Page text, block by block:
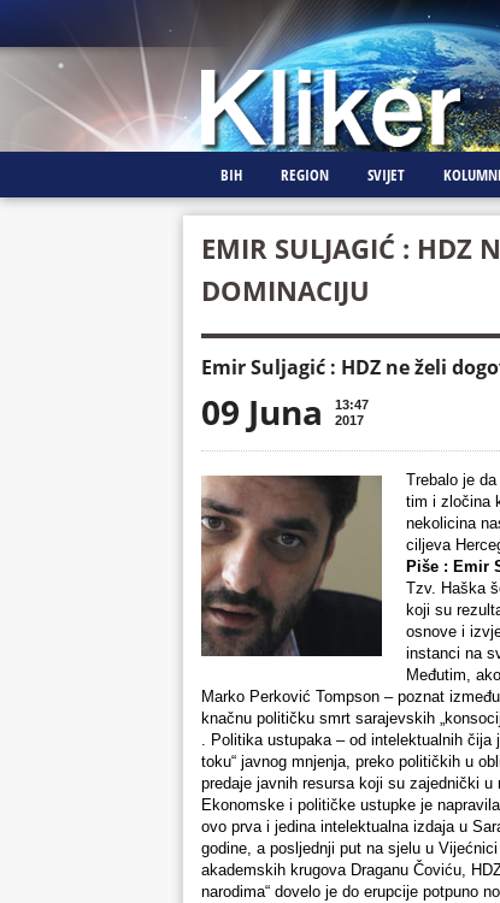
BIH REGION SVIJET
EMIR SULJAGIĆ : HDZ
DOMINACIJU
Emir Suljagić : HDZ ne želi
09 Juna
13:47
2017
Trebalo je
tim i zločina
nekolicina
ciljeva
Piše : Emir
Tzv. Haška
koji su
osnove i
instanci na
Međutim,
Marko Perković Tompson – poznat
knačnu političku smrt sarajevskih
. Politika ustupaka – od intelektualnih čija
toku“ javnog mnjenja, preko političkih u
predaje javnih resursa koji su zajednički
Ekonomske i političke ustupke je
ovo prva i jedina intelektualna izdaja u
godine, a posljednji put na sjelu u
akademskih krugova Draganu Čoviću,
narodima“ dovelo je do erupcije potpuno